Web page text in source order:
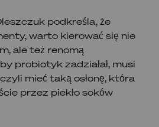
podkreśla, że
warto kierować się nie
ale też renomą
probiotyk zadziałał, musi
mieć taką osłonę, która
przez piekło soków